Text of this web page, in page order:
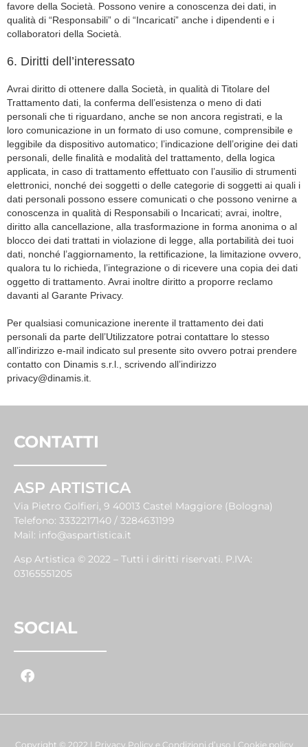
favore della Società. Possono venire a conoscenza dei dati, in
qualità di “Responsabili” o di “Incaricati” anche i dipendenti e i
collaboratori della Società.
6. Diritti dell’interessato
Avrai diritto di ottenere dalla Società, in qualità di Titolare del
Trattamento dati, la conferma dell’esistenza o meno di dati
personali che ti riguardano, anche se non ancora registrati, e la
loro comunicazione in un formato di uso comune, comprensibile e
leggibile da dispositivo automatico; l’indicazione dell’origine dei dati
personali, delle finalità e modalità del trattamento, della logica
applicata, in caso di trattamento effettuato con l’ausilio di strumenti
elettronici, nonché dei soggetti o delle categorie di soggetti ai quali i
dati personali possono essere comunicati o che possono venirne a
conoscenza in qualità di Responsabili o Incaricati; avrai, inoltre,
diritto alla cancellazione, alla trasformazione in forma anonima o al
blocco dei dati trattati in violazione di legge, alla portabilità dei tuoi
dati, nonché l’aggiornamento, la rettificazione, la limitazione ovvero,
qualora tu lo richieda, l’integrazione o di ricevere una copia dei dati
oggetto di trattamento. Avrai inoltre diritto a proporre reclamo
davanti al Garante Privacy.
Per qualsiasi comunicazione inerente il trattamento dei dati
personali da parte dell’Utilizzatore potrai contattare lo stesso
all’indirizzo e-mail indicato sul presente sito ovvero potrai prendere
contatto con Dinamis s.r.l., scrivendo all’indirizzo
privacy@dinamis.it
CONTATTI
ASP ARTISTICA
Via Pietro Golfieri, 9 40013 Castel Maggiore (Bologna)
Telefono: 3332217140 / 3284631199
Mail: info@aspartistica.it
Asp Artistica © 2022 – Tutti i diritti riservati. P.IVA:
03165551205
SOCIAL
Copyright © 2022 | Privacy Policy e Condizioni d’uso | Cookie policy